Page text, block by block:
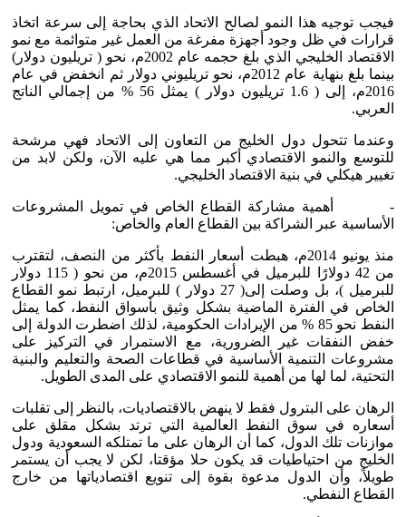
فيجب توجيه هذا النمو لصالح الاتحاد الذي بحاجة إلى سرعة اتخاذ
قرارات في ظل وجود أجهزة مفرغة من العمل غير متوائمة مع نمو
الاقتصاد الخليجي الذي بلغ حجمه عام 2002م، نحو ( تريليون دولار)
بينما بلغ بنهاية عام 2012م، نحو تريليوني دولار ثم انخفض في عام
2016م، إلى ( 1.6 تريليون دولار ) يمثل 56 % من إجمالي الناتج
العربي.
وعندما تتحول دول الخليج من التعاون إلى الاتحاد فهي مرشحة
للتوسع والنمو الاقتصادي أكبر مما هي عليه الآن، ولكن لابد من
تغيير هيكلي في بنية الاقتصاد الخليجي.
- أهمية مشاركة القطاع الخاص في تمويل المشروعات
الأساسية عبر الشراكة بين القطاع العام والخاص:
منذ يونيو 2014م، هبطت أسعار النفط بأكثر من النصف، لتقترب
من 42 دولارًا للبرميل في أغسطس 2015م، من نحو ( 115 دولار
للبرميل )، بل وصلت إلى( 27 دولار ) للبرميل، ارتبط نمو القطاع
الخاص في الفترة الماضية بشكل وثيق بأسواق النفط، كما يمثل
النفط نحو 85 % من الإيرادات الحكومية، لذلك اضطرت الدولة إلى
خفض النفقات غير الضرورية، مع الاستمرار في التركيز على
مشروعات التنمية الأساسية في قطاعات الصحة والتعليم والبنية
التحتية، لما لها من أهمية للنمو الاقتصادي على المدى الطويل.
الرهان على البترول فقط لا ينهض بالاقتصاديات، بالنظر إلى تقلبات
أسعاره في سوق النفط العالمية التي ترتد بشكل مقلق على
موازنات تلك الدول، كما أن الرهان على ما تمتلكه السعودية ودول
الخليج من احتياطيات قد يكون حلا مؤقتا، لكن لا يجب أن يستمر
طويلاً، وأن الدول مدعوة بقوة إلى تنويع اقتصادياتها من خارج
القطاع النفطي.